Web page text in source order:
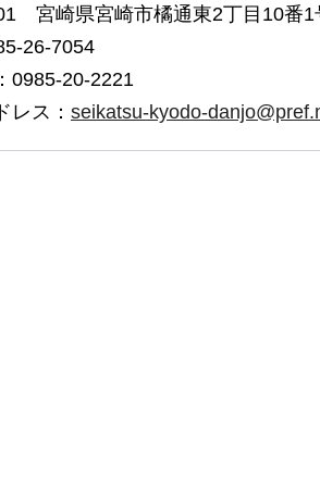
宮崎県宮崎市橘通東2丁目10番1
26-7054
0985-20-2221
レス： seikatsu-kyodo-